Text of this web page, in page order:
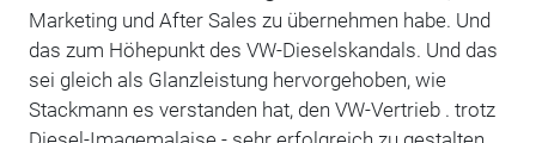
Marketing und After Sales zu übernehmen habe. Und
das zum Höhepunkt des VW-Dieselskandals. Und das
sei gleich als Glanzleistung hervorgehoben, wie
Stackmann es verstanden hat, den VW-Vertrieb . trotz